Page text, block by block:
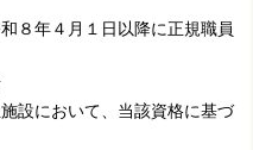
年４月１日以降に正規職員
設において、当該資格に基づ